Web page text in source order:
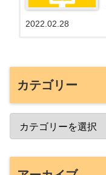
2022.02.28
カテゴリー